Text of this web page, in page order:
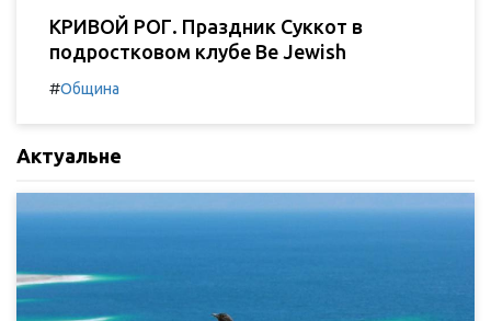
КРИВОЙ РОГ. Праздник Суккот в
подростковом клубе Be Jewish
#Община
Актуальне